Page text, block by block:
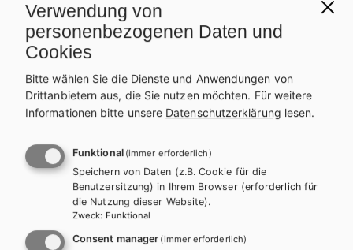
n
a
g
g
Verwendung von
personenbezogenen Daten und
Cookies
Bitte wählen Sie die Dienste und Anwendungen von
Drittanbietern aus, die Sie nutzen möchten. Für weitere
Informationen bitte unsere Datenschutzerklärung lesen.
Funktional (immer erforderlich)
Speichern von Daten (z.B. Cookie für die
Benutzersitzung) in Ihrem Browser (erforderlich für
die Nutzung dieser Website).
Zweck: Funktional
Consent manager (immer erforderlich)